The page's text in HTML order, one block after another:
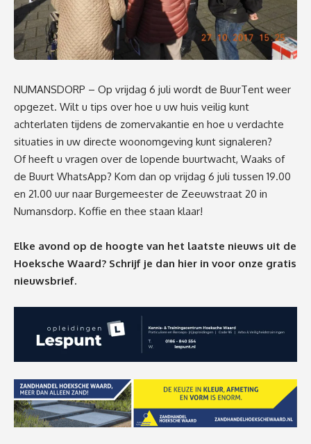
NUMANSDORP – Op vrijdag 6 juli wordt de BuurTent weer
opgezet. Wilt u tips over hoe u uw huis veilig kunt
achterlaten tijdens de zomervakantie en hoe u verdachte
situaties in uw directe woonomgeving kunt signaleren?
Of heeft u vragen over de lopende buurtwacht, Waaks of
de Buurt WhatsApp? Kom dan op vrijdag 6 juli tussen 19.00
en 21.00 uur naar Burgemeester de Zeeuwstraat 20 in
Numansdorp. Koffie en thee staan klaar!
Elke avond op de hoogte van het laatste nieuws uit de
Hoeksche Waard? Schrijf je dan hier in voor onze gratis
nieuwsbrief.